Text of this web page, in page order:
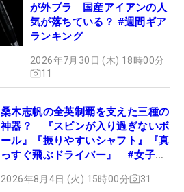
が外ブラ 国産アイアンの人
気が落ちている？ #週間ギア
ランキング
2026年7月30日 (木) 18時00分
11
桑木志帆の全英制覇を支えた三種の
神器？ 『スピンが入り過ぎないボ
ール』『振りやすいシャフト』『真
っすぐ飛ぶドライバー』 #女子プ
2026年8月4日 (火) 15時00分 31